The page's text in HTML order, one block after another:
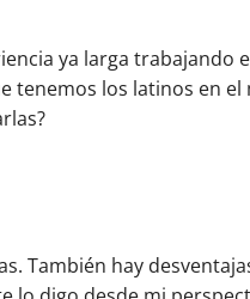
ya larga trabajando
tenemos los latinos en
También hay